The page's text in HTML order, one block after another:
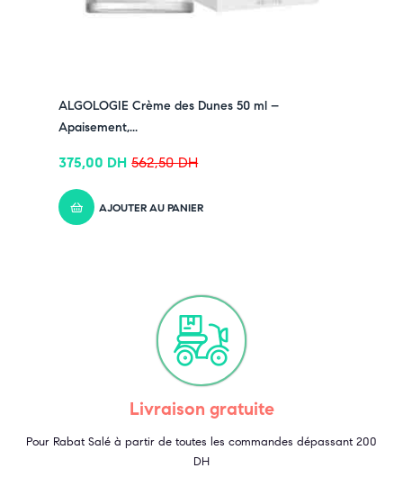
ALGOLOGIE Crème des Dunes 50 ml –
Apaisement,...
562,50DH
375,00 DH
AJOUTER AU PANIER
Livraison gratuite
Pour Rabat Salé à partir de toutes les commandes dépassant 200
DH